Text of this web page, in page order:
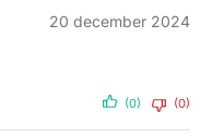
20 december 2024
(0) (0)